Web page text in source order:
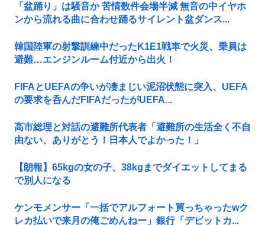
「盆踊り」は騒音か 苦情数件会場半減 無音の中イヤホ
ンから流れる曲に合わせ踊るサイレント盆ダンス...
韓国陸軍の射撃訓練中だったK1E1戦車で火災、乗員は
避難…エンジンルーム付近から出火！
FIFAとUEFAの争いが凄まじい泥沼状態に突入、UEFA
の要求を呑んだFIFAだったがUEFA...
高市総理と対話の避難所代表者「避難所の生活全く不自
由ない、ありがとう！日本人でよかった！」
【朗報】65kgの女の子、38kgまでダイエットしてまる
で別人になる
ケンモメンサー「一括でアルフォート買っちゃったwク
レカ払いで来月の俺ごめんねー」銀行「デビットカ...